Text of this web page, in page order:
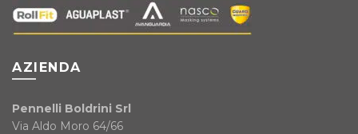
AZIENDA
Pennelli Boldrini Srl
Via Aldo Moro 64/66